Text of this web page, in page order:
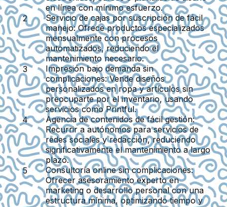
en línea con mínimo esfuerzo.
Servicio de cajas por suscripción de fácil
manejo: Ofrece productos especializados
mensualmente con procesos
automatizados, reduciendo el
mantenimiento necesario.
Impresión bajo demanda sin
complicaciones: Vende diseños
personalizados en ropa y artículos sin
preocuparte por el inventario, usando
servicios como Printful.
Agencia de contenidos de fácil gestión:
Recurrir a autónomos para servicios de
redes sociales y redacción, reduciendo
significativamente el mantenimiento a largo
plazo.
Consultoría online sin complicaciones:
Ofrecer asesoramiento experto en
marketing o desarrollo personal con una
estructura mínima, optimizando tiempo y